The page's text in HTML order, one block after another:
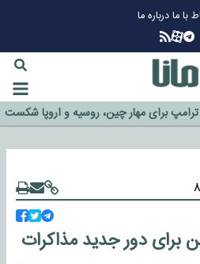
با مادرباره ما
پرسپولیس
می‌زند؟
برای مهار چین، روسیه و اروپا شکست
برای دور جدید مذاکرات